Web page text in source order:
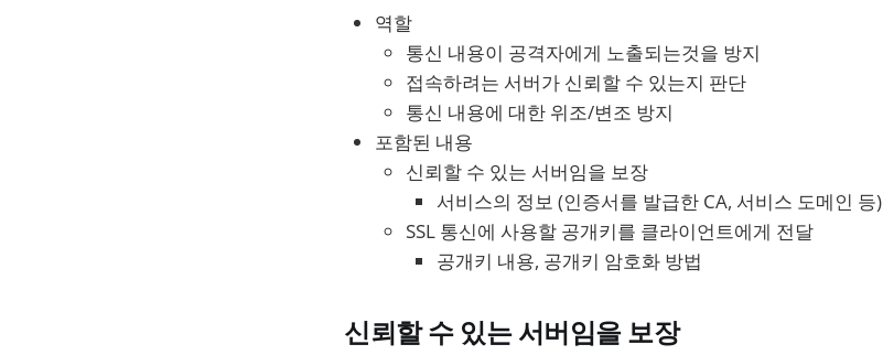
역할
통신 내용이 공격자에게 노출되는것을 방지
접속하려는 서버가 신뢰할 수 있는지 판단
통신 내용에 대한 위조/변조 방지
포함된 내용
신뢰할 수 있는 서버임을 보장
서비스의 정보 (인증서를 발급한 CA, 서비스 도메인 등)
SSL 통신에 사용할 공개키를 클라이언트에게 전달
공개키 내용, 공개키 암호화 방법
신뢰할 수 있는 서버임을 보장